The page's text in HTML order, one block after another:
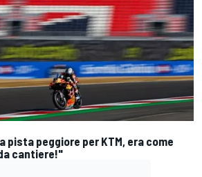
pista peggiore per KTM, era come
cantiere!"